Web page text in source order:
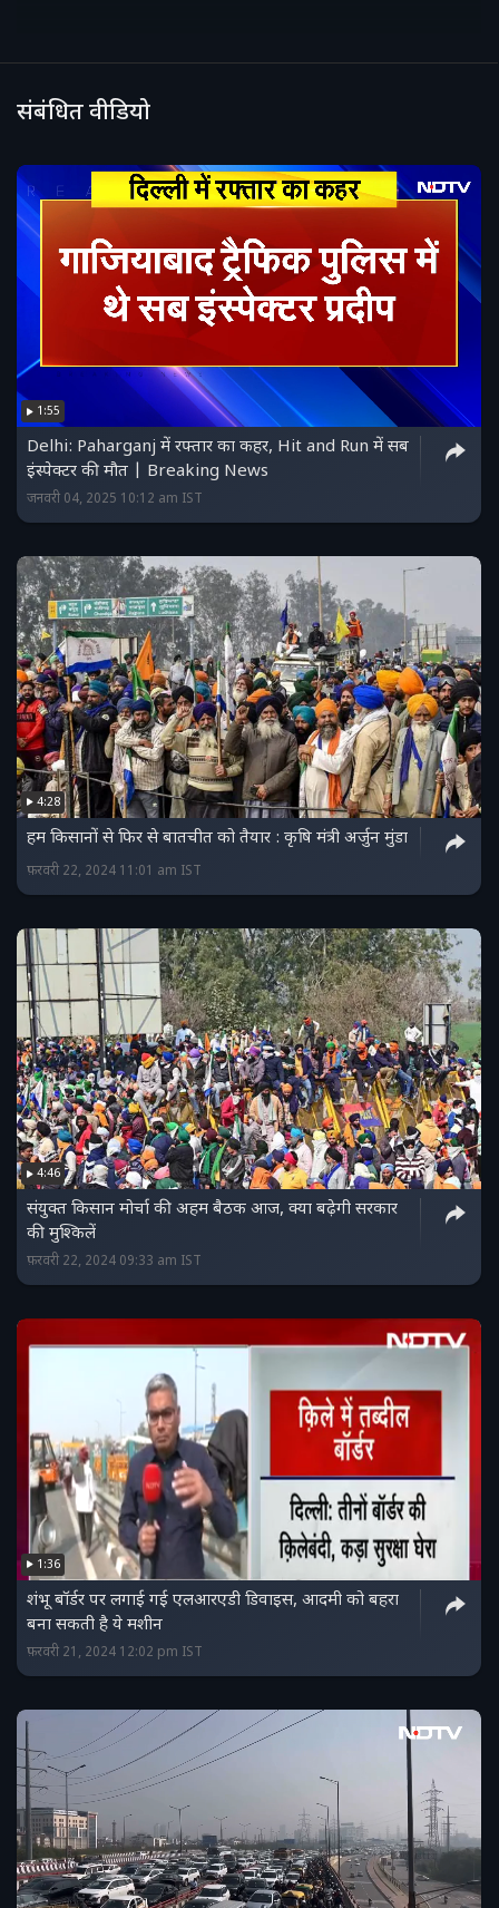
संबंधित वीडियो
1:55
Delhi: Paharganj में रफ्तार का कहर, Hit and Run में सब
इंस्पेक्टर की मौत | Breaking News
जनवरी 04, 2025 10:12 am IST
4:28
हम किसानों से फिर से बातचीत को तैयार : कृषि मंत्री अर्जुन मुंडा
फ़रवरी 22, 2024 11:01 am IST
4:46
संयुक्त किसान मोर्चा की अहम बैठक आज, क्या बढ़ेगी सरकार
की मुश्किलें
फ़रवरी 22, 2024 09:33 am IST
1:36
शंभू बॉर्डर पर लगाई गई एलआरएडी डिवाइस, आदमी को बहरा
बना सकती है ये मशीन
फ़रवरी 21, 2024 12:02 pm IST